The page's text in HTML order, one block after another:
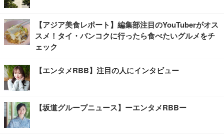
【アジア美食レポート】編集部注目のYouTuberがオス
スメ！タイ・バンコクに行ったら食べたいグルメをチ
ェック
【エンタメRBB】注目の人にインタビュー
【坂道グループニュース】ーエンタメRBBー